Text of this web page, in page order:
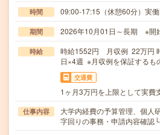
時間 09:00-17:15（休憩60分）実
期間 2026年10月01日～長期 ※開
時給
時給1552円 月収例 22万円
日×4週 ※月収例を保証するも
交通費
1ヶ月3万円を上限として実費
仕事内容
大学内経費の予算管理、個人
字回りの事務・申請内容確